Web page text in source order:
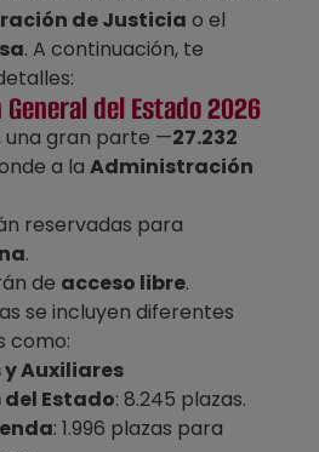
de Justicia o el
. A continuación, te
del Estado 2026
una gran parte —27.232
a la Administración
reservadas para
.
de acceso libre.
se incluyen diferentes
como:
Auxiliares
Estado: 8.245 plazas.
: 1.996 plazas para